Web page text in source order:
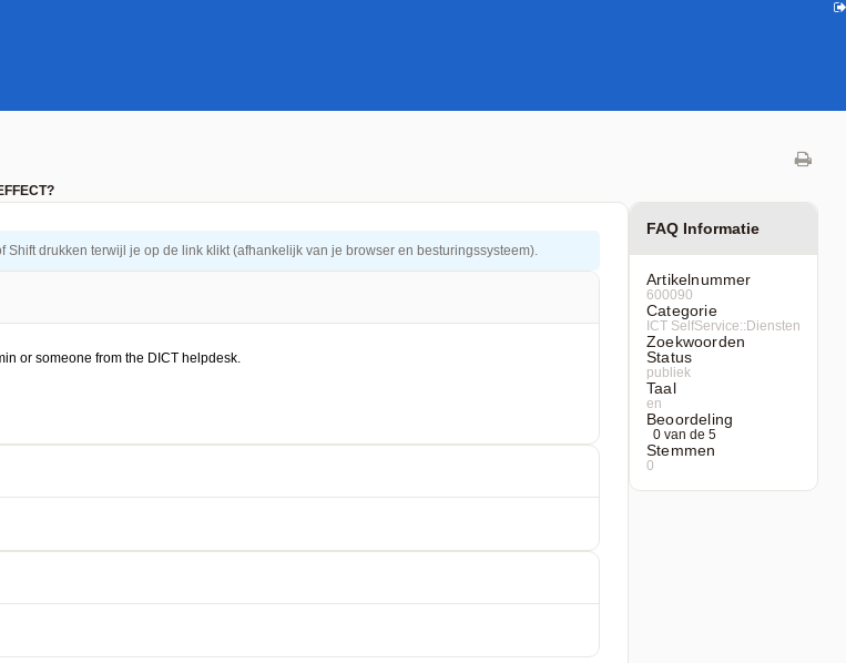
FAQ Informatie
Artikelnummer
600090
Categorie
ICT SelfService::Diensten
Zoekwoorden
Status
publiek
Taal
en
Beoordeling
0 van de 5
Stemmen
0
drukken terwijl je op de link klikt (afhankelijk van je browser en besturingssysteem).